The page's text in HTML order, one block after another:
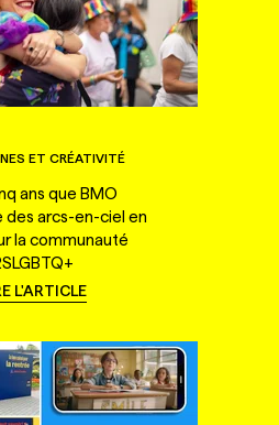
ET CRÉATIVITÉ
ans que BMO
des arcs-en-ciel en
la communauté
L'ARTICLE